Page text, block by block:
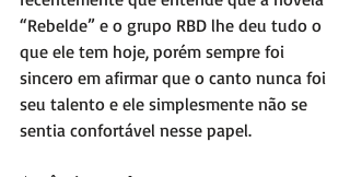
“Rebelde” e o grupo RBD lhe deu tudo o
que ele tem hoje, porém sempre foi
sincero em afirmar que o canto nunca foi
seu talento e ele simplesmente não se
sentia confortável nesse papel.